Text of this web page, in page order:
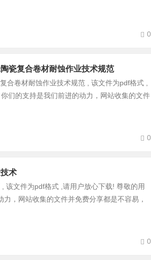
0
瓷复合卷材耐蚀作业技术规范
合卷材耐蚀作业技术规范 , 该文件为pdf格式 ,
们的支持是我们前进的动力，网站收集的文件
0
术
该文件为pdf格式 ,请用户放心下载! 尊敬的用
，网站收集的文件并免费分享都是不容易，
0